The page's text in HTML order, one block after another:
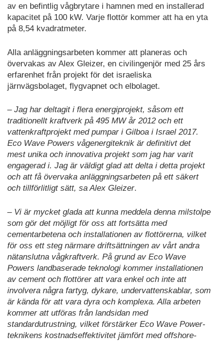
av en befintlig vågbrytare i hamnen med en installerad
kapacitet på 100 kW. Varje flottör kommer att ha en yta
på 8,54 kvadratmeter.
Alla anläggningsarbeten kommer att planeras och
övervakas av Alex Gleizer, en civilingenjör med 25 års
erfarenhet från projekt för det israeliska
järnvägsbolaget, flygvapnet och elbolaget.
– Jag har deltagit i flera energiprojekt, såsom ett
traditionellt kraftverk på 495 MW år 2012 och ett
vattenkraftprojekt med pumpar i Gilboa i Israel 2017.
Eco Wave Powers vågenergiteknik är definitivt det
mest unika och innovativa projekt som jag har varit
engagerad i. Jag är väldigt glad att delta i detta projekt
och att få övervaka anläggningsarbeten på ett säkert
och tillförlitligt sätt, sa Alex Gleizer.
– Vi är mycket glada att kunna meddela denna milstolpe
som gör det möjligt för oss att fortsätta med
cementarbetena och installationen av flottörerna, vilket
för oss ett steg närmare driftsättningen av vårt andra
nätanslutna vågkraftverk. På grund av Eco Wave
Powers landbaserade teknologi kommer installationen
av cement och flottörer att vara enkel och inte att
involvera några fartyg, dykare, undervattenskablar, som
är kända för att vara dyra och komplexa. Alla arbeten
kommer att utföras från landsidan med
standardutrustning, vilket förstärker Eco Wave Power-
teknikens kostnadseffektivitet jämfört med offshore-